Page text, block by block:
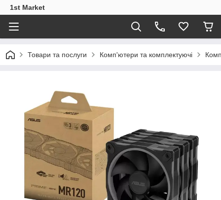
1st Market
Товари та послуги Комп'ютери та комплектуючі